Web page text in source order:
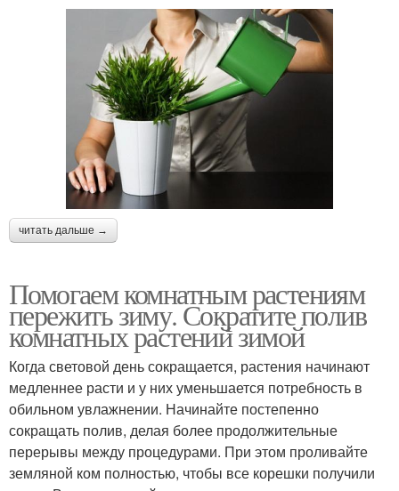
читать дальше →
Помогаем комнатным растениям
пережить зиму. Сократите полив
комнатных растений зимой
Когда световой день сокращается, растения начинают
медленнее расти и у них уменьшается потребность в
обильном увлажнении. Начинайте постепенно
сокращать полив, делая более продолжительные
перерывы между процедурами. При этом проливайте
земляной ком полностью, чтобы все корешки получили